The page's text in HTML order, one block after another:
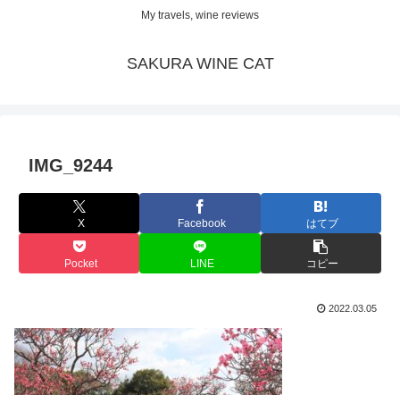
My travels, wine reviews
SAKURA WINE CAT
IMG_9244
X Facebook はてブ
Pocket LINE コピー
2022.03.05